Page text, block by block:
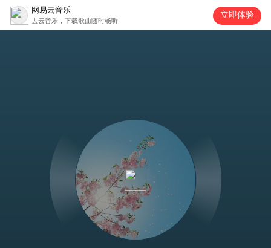
网易云音乐
去云音乐，下载歌曲随时畅听
立即体验